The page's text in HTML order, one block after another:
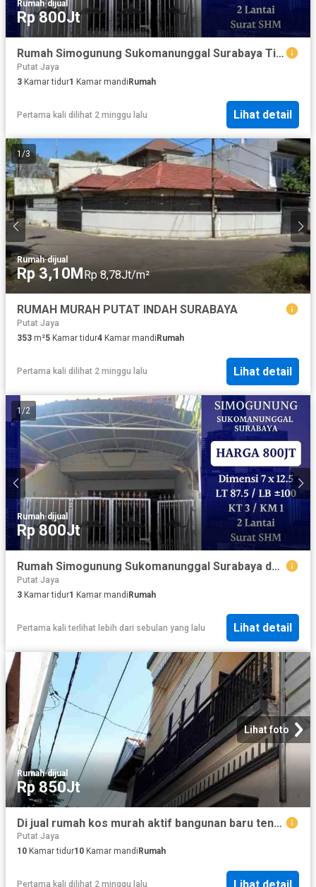
Rumah·dijual
Rp 800Jt
Rumah Simogunung Sukomanunggal Surabaya Timur Murah Bisa KPR dkt Mayjen Sungkono
Putat Jaya
3 Kamar tidur1 Kamar mandiRumah
Pertama kali dilihat 2 minggu lalu Lihat detail
1 /3
Rumah·dijual
Rp 3,10M Rp 8,78Jt/m²
RUMAH MURAH PUTAT INDAH SURABAYA
Putat Jaya
353 m²5 Kamar tidur4 Kamar mandi Rumah
Pertama kali dilihat 2 minggu lalu Lihat detail
1/2
Rumah·dijual
Rp 800Jt
Rumah Simogunung Sukomanunggal Surabaya dk Dukuh Kupang Satelit Mayjen Sungkono Murah BISA KPR
Putat Jaya
3 Kamar tidur1 Kamar mandiRumah
Pertama kali terlihat lebih dari sebulan yang lalu Lihat detail
Lihat foto
Rumah·dijual
Rp 850Jt
Di jual rumah kos murah aktif bangunan baru tengah kota, jarak Dolly sawahan surabaya*
Putat Jaya
10 Kamar tidur10 Kamar mandi Rumah
Pertama kali dilihat 2 minggu lalu